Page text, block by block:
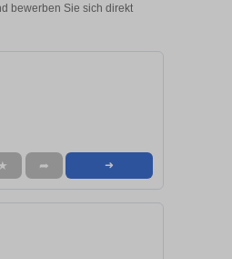
bewerben Sie sich direkt
★ ➦ ➜